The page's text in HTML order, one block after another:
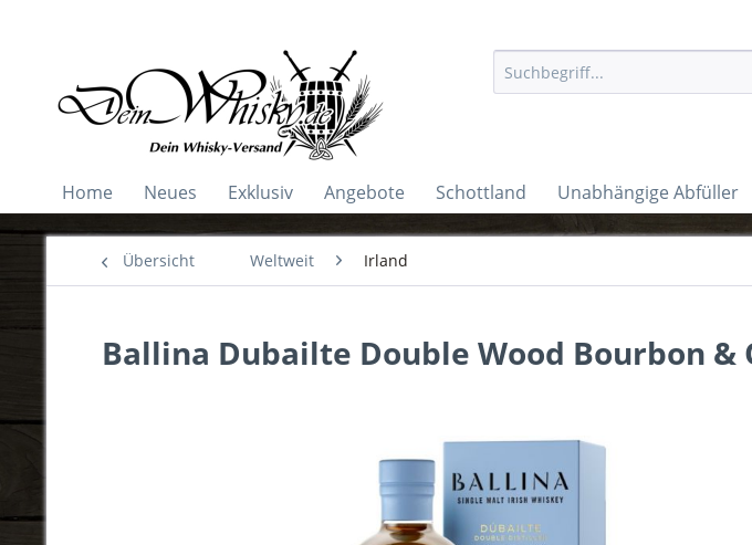
Home Neues Exklusiv Angebote Schottland Unabhängige Abfüller
Übersicht Weltweit Irland
Ballina Dubailte Double Wood Bourbon &